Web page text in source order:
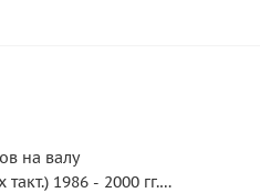
на валу
такт.) 1986 - 2000 гг.